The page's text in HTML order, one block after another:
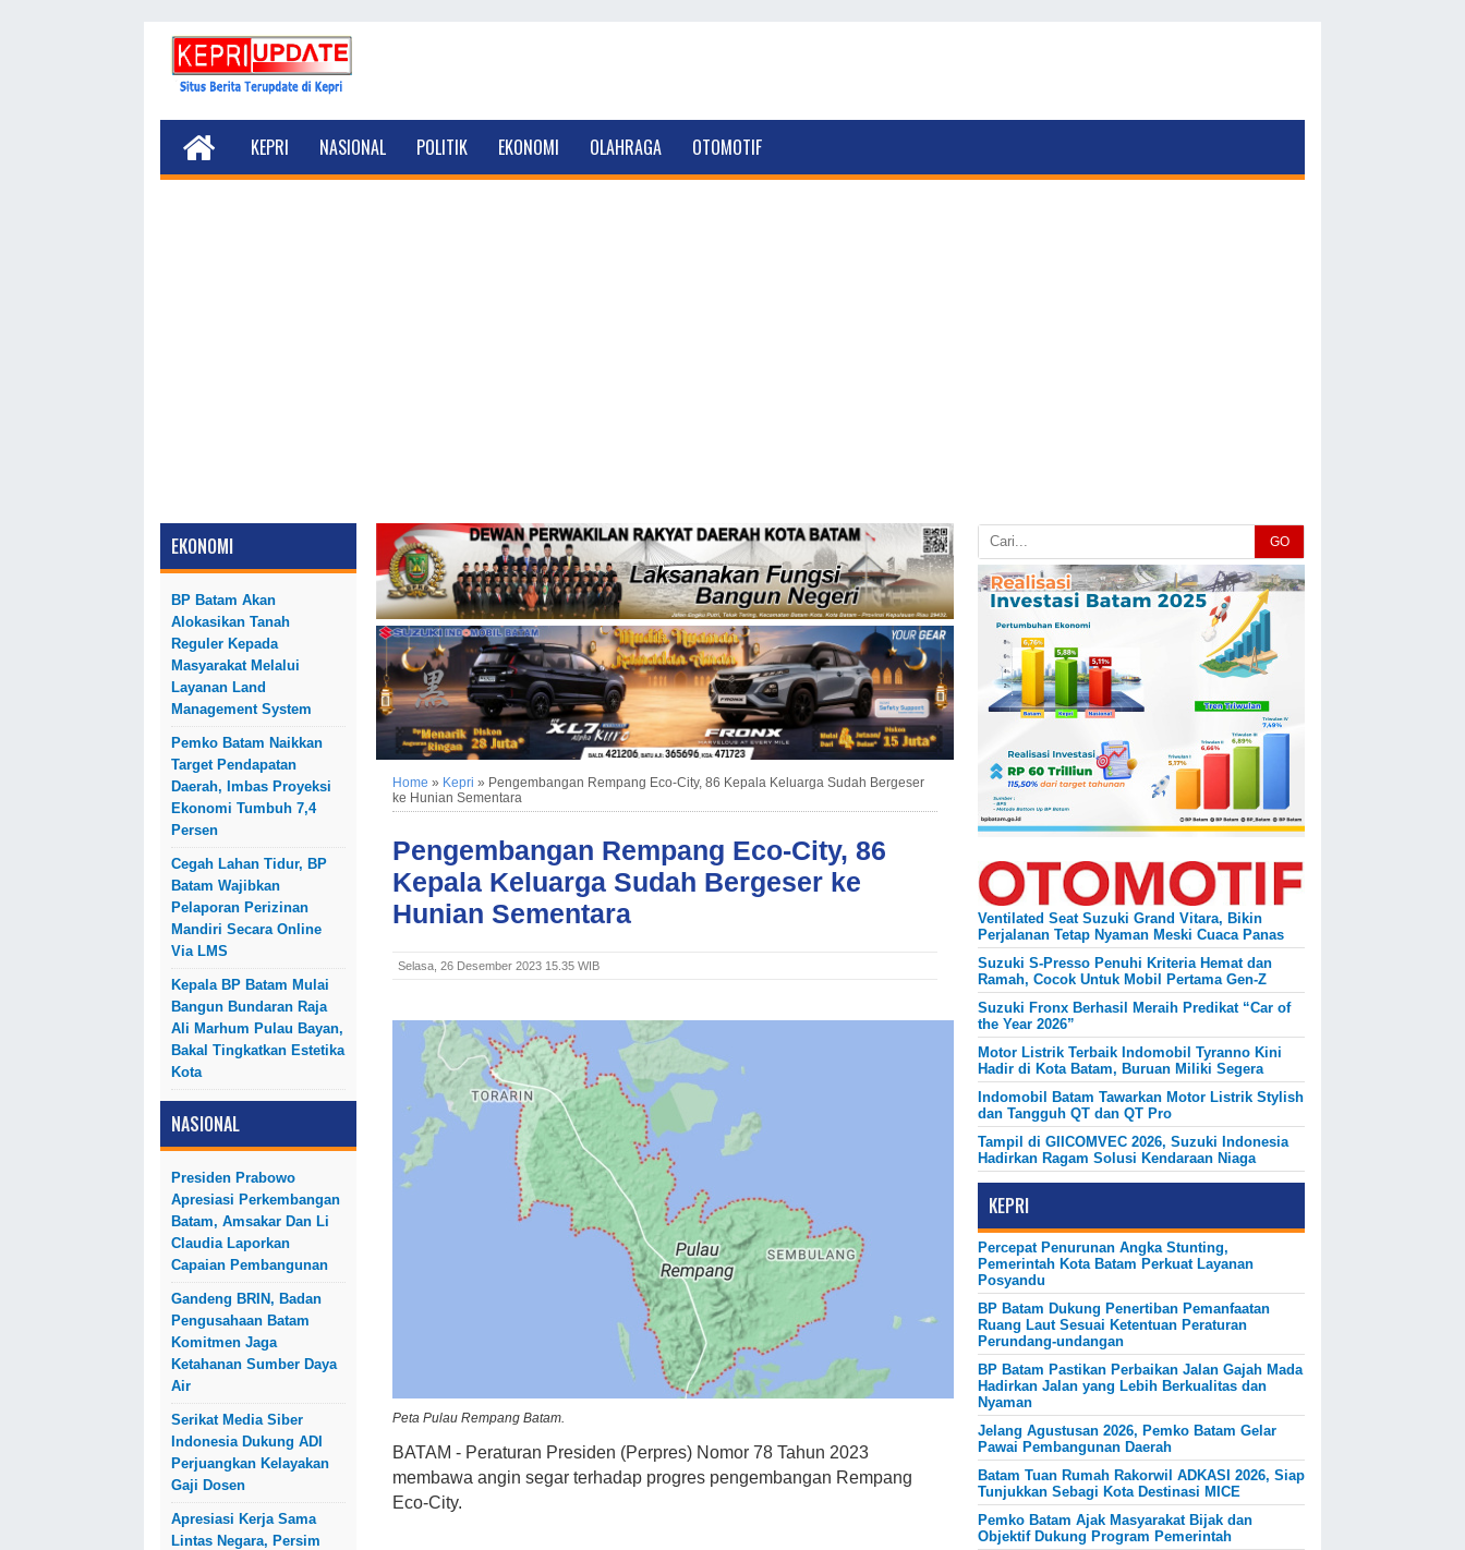
KEPRI NASIONAL POLITIK EKONOMI OLAHRAGA OTOMOTIF
EKONOMI
BP Batam Akan
Alokasikan Tanah
Reguler Kepada
Masyarakat Melalui
Layanan Land
Management System
Pemko Batam Naikkan
Target Pendapatan
Daerah, Imbas Proyeksi
Ekonomi Tumbuh 7,4
Persen
Cegah Lahan Tidur, BP
Batam Wajibkan
Pelaporan Perizinan
Mandiri Secara Online
Via LMS
Kepala BP Batam Mulai
Bangun Bundaran Raja
Ali Marhum Pulau Bayan,
Bakal Tingkatkan Estetika
Kota
NASIONAL
Presiden Prabowo
Apresiasi Perkembangan
Batam, Amsakar Dan Li
Claudia Laporkan
Capaian Pembangunan
Gandeng BRIN, Badan
Pengusahaan Batam
Komitmen Jaga
Ketahanan Sumber Daya
Air
Serikat Media Siber
Indonesia Dukung ADI
Perjuangkan Kelayakan
Gaji Dosen
Apresiasi Kerja Sama
Lintas Negara, Persim
Home » Kepri » Pengembangan Rempang Eco-City, 86 Kepala Keluarga Sudah Bergeser
ke Hunian Sementara
Pengembangan Rempang Eco-City, 86
Kepala Keluarga Sudah Bergeser ke
Hunian Sementara
Selasa, 26 Desember 2023 15.35 WIB
Peta Pulau Rempang Batam.
BATAM - Peraturan Presiden (Perpres) Nomor 78 Tahun 2023
membawa angin segar terhadap progres pengembangan Rempang
Eco-City.
GO
Ventilated Seat Suzuki Grand Vitara, Bikin
Perjalanan Tetap Nyaman Meski Cuaca Panas
Suzuki S-Presso Penuhi Kriteria Hemat dan
Ramah, Cocok Untuk Mobil Pertama Gen-Z
Suzuki Fronx Berhasil Meraih Predikat “Car of
the Year 2026”
Motor Listrik Terbaik Indomobil Tyranno Kini
Hadir di Kota Batam, Buruan Miliki Segera
Indomobil Batam Tawarkan Motor Listrik Stylish
dan Tangguh QT dan QT Pro
Tampil di GIICOMVEC 2026, Suzuki Indonesia
Hadirkan Ragam Solusi Kendaraan Niaga
KEPRI
Percepat Penurunan Angka Stunting,
Pemerintah Kota Batam Perkuat Layanan
Posyandu
BP Batam Dukung Penertiban Pemanfaatan
Ruang Laut Sesuai Ketentuan Peraturan
Perundang-undangan
BP Batam Pastikan Perbaikan Jalan Gajah Mada
Hadirkan Jalan yang Lebih Berkualitas dan
Nyaman
Jelang Agustusan 2026, Pemko Batam Gelar
Pawai Pembangunan Daerah
Batam Tuan Rumah Rakorwil ADKASI 2026, Siap
Tunjukkan Sebagi Kota Destinasi MICE
Pemko Batam Ajak Masyarakat Bijak dan
Objektif Dukung Program Pemerintah